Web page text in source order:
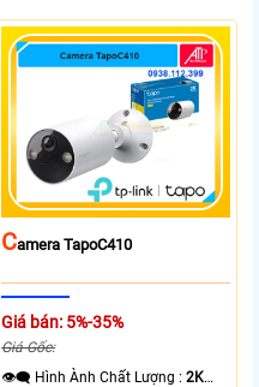
CAmera TapoC410
Giá bán: 5%-35%
Giá Gốc:
👁️‍🗨 Hình Ành Chất Lượng :2K